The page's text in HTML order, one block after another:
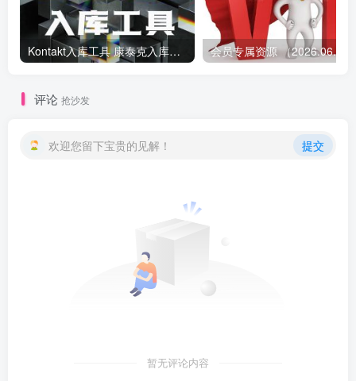
Kontakt入库工具 康泰克入库教程
评论 抢沙发
欢迎您留下宝贵的见解！ 提交
暂无评论内容